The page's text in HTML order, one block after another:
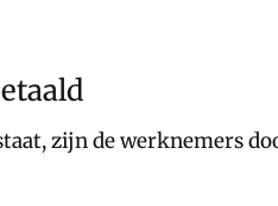
zijn de werknemers